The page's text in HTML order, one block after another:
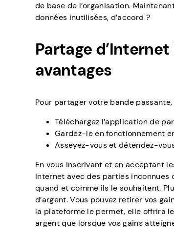
de base de l’organisation.
données inutilisées, d’accord ?
Partage
avantages
Pour partager votre bande
Téléchargez l’application de
Gardez-le en fonctionnement
Asseyez-vous et détendez-
En vous inscrivant et en acceptant
Internet avec des parties inconnues
quand et comme ils le souhaitent.
d’argent. Vous pouvez retirer vos
la plateforme le permet, elle offrira
argent que lorsque vos gains